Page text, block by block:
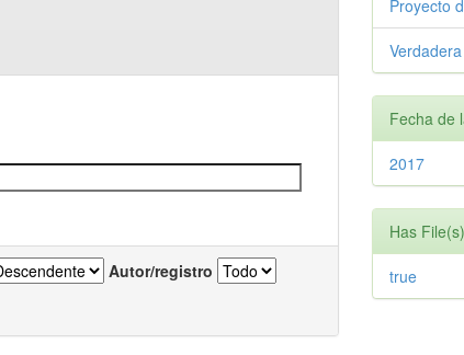
Autor/registro
Proyecto
Fecha de
2017
Has File(s)
true